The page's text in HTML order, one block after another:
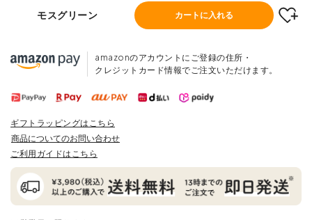
モスグリーン カートに入れる
amazonのアカウントにご登録の住所・
クレジットカード情報でご注文いただけます。
ギフトラッピングはこちら
商品についてのお問い合わせ
ご利用ガイドはこちら